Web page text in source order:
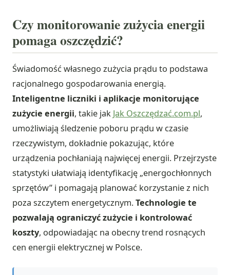
Czy monitorowanie zużycia energii
pomaga oszczędzić?
Świadomość własnego zużycia prądu to podstawa
racjonalnego gospodarowania energią.
Inteligentne liczniki i aplikacje monitorujące
zużycie energii, takie jak Jak Oszczędzać.com.pl,
umożliwiają śledzenie poboru prądu w czasie
rzeczywistym, dokładnie pokazując, które
urządzenia pochłaniają najwięcej energii. Przejrzyste
statystyki ułatwiają identyfikację „energochłonnych
sprzętów” i pomagają planować korzystanie z nich
poza szczytem energetycznym.Technologie te
pozwalają ograniczyć zużycie i kontrolować
koszty, odpowiadając na obecny trend rosnących
cen energii elektrycznej w Polsce.